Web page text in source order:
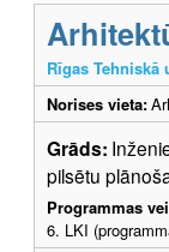
Rīgas Tehniskā
Norises vieta:
Grāds:
pilsētu
Programmas
6. LKI